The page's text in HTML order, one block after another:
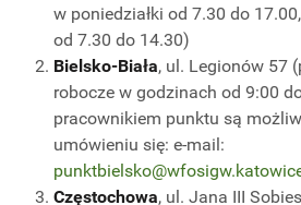
w poniedziałki od 7.30 do
od 7.30 do 14.30)
Bielsko-Biała, ul. Legionów 57
robocze w godzinach od 9:00
pracownikiem punktu są
umówieniu się: e-mail:
Częstochowa, ul. Jana III